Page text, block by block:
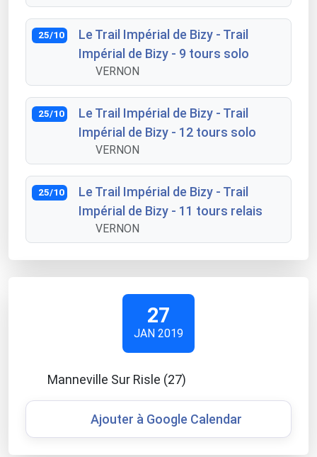
25/10
Le Trail Impérial de Bizy - Trail
Impérial de Bizy - 9 tours solo
VERNON
25/10
Le Trail Impérial de Bizy - Trail
Impérial de Bizy - 12 tours solo
VERNON
25/10
Le Trail Impérial de Bizy - Trail
Impérial de Bizy - 11 tours relais
VERNON
27
JAN 2019
Manneville Sur Risle (27)
Ajouter à Google Calendar